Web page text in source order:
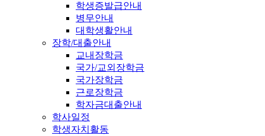
학생증발급안내
병무안내
대학생활안내
장학/대출안내
교내장학금
국가/교외장학금
국가장학금
근로장학금
학자금대출안내
학사일정
학생자치활동